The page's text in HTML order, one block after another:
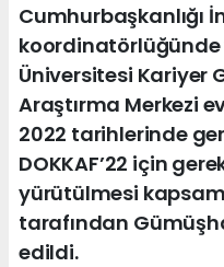
Cumhurbaşkanlığı
koordinatörlüğünde
Üniversitesi Kariyer
Araştırma Merkezi
2022 tarihlerinde
DOKKAF’22 için
yürütülmesi
tarafından
edildi.